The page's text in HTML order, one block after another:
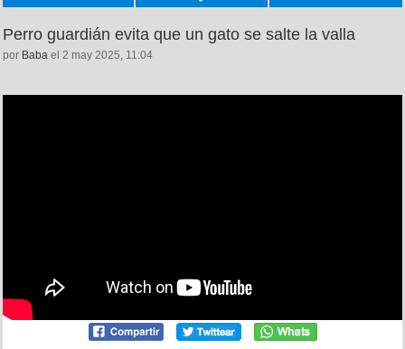
Perro guardián evita que un gato se salte la valla
por Baba el 2 may 2025, 11:04